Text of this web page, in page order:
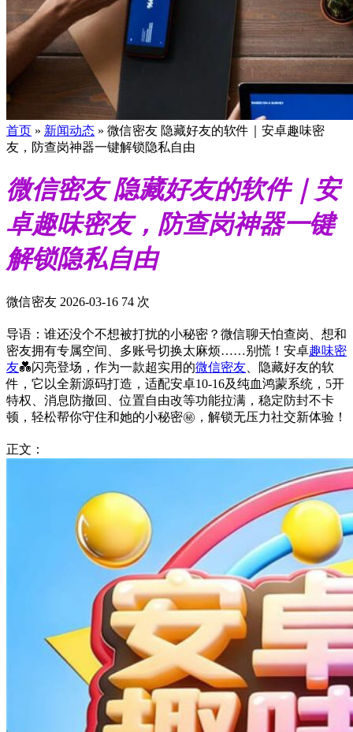
首页 » 新闻动态 » 微信密友 隐藏好友的软件｜安卓趣味密
友，防查岗神器一键解锁隐私自由
微信密友 隐藏好友的软件｜安
卓趣味密友，防查岗神器一键
解锁隐私自由
微信密友 2026-03-16 74 次
导语：谁还没个不想被打扰的小秘密？微信聊天怕查岗、想和
密友拥有专属空间、多账号切换太麻烦……别慌！安卓趣味密
友💑闪亮登场，作为一款超实用的微信密友 、隐藏好友的软
件，它以全新源码打造，适配安卓10-16及纯血鸿蒙系统，5开
特权、消息防撤回、位置自由改等功能拉满，稳定防封不卡
顿，轻松帮你守住和她的小秘密㊙️，解锁无压力社交新体验！
正文：